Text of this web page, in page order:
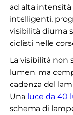
ad alta
intelligenti,
visibilità diurna
ciclisti nelle
La visibilità non
lumen, ma
cadenza del
Una luce da 40
schema di